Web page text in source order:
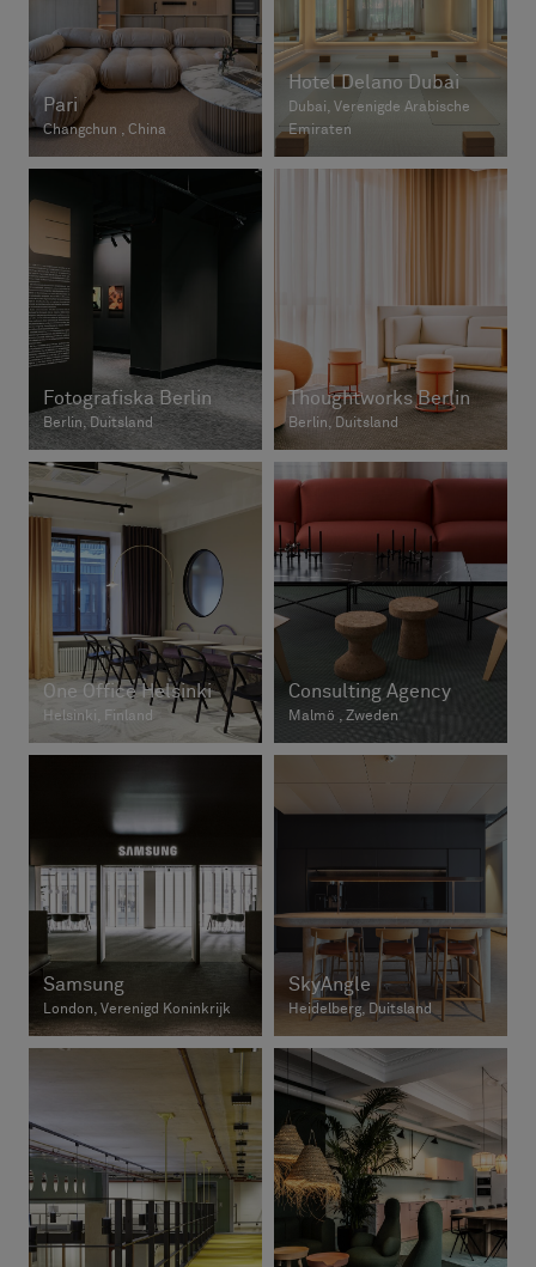
Pari
Changchun , China
Hotel Delano Dubai
Dubai, Verenigde Arabische
Emiraten
Fotografiska Berlin
Berlin, Duitsland
Thoughtworks Berlin
Berlin, Duitsland
One Office Helsinki
Helsinki, Finland
Consulting Agency
Malmö , Zweden
Samsung
London, Verenigd Koninkrijk
SkyAngle
Heidelberg, Duitsland